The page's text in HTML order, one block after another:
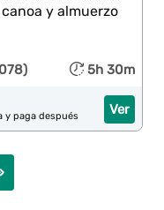
y almuerzo
5h 30m
Ver
y paga después